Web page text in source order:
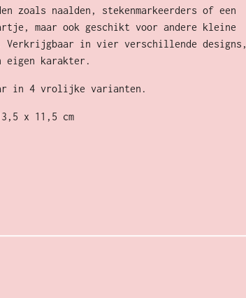
zoals naalden, stekenmarkeerders of een
maar ook geschikt voor andere kleine
Verkrijgbaar in vier verschillende designs,
eigen karakter.
in 4 vrolijke varianten.
x 11,5 cm